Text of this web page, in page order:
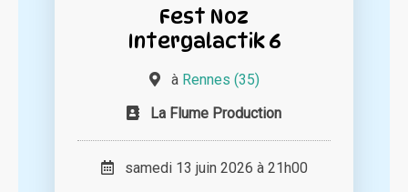
Fest Noz
Intergalactik 6
à Rennes (35)
La Flume Production
samedi 13 juin 2026 à 21h00